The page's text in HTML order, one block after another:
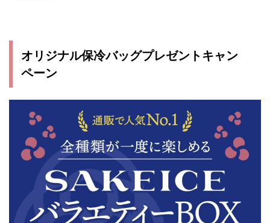
オリジナル保冷バッグプレゼントキャン
ペーン